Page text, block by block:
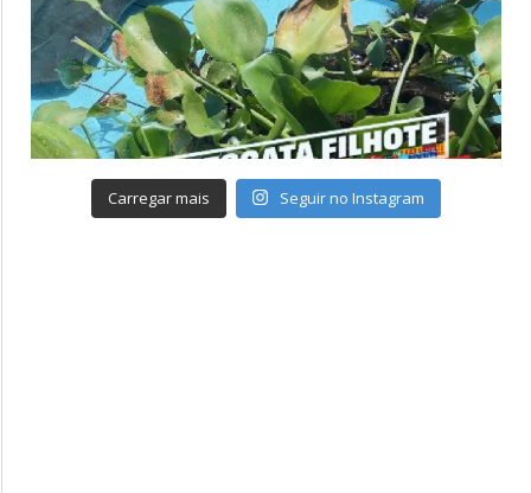
Carregar mais Seguir no Instagram